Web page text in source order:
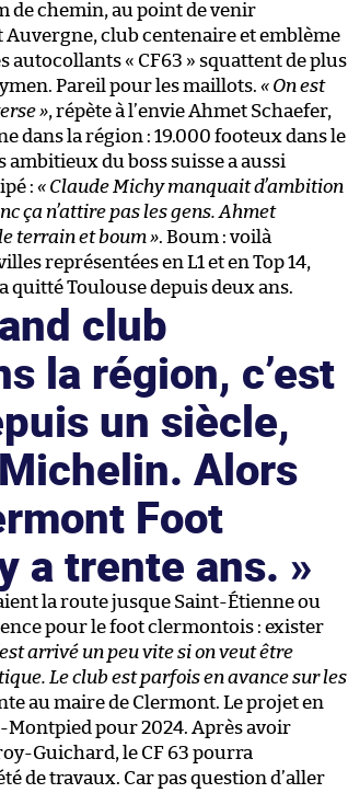
de chemin, au point de venir
Auvergne, club centenaire et emblème
autocollants « CF63 » squattent de plus
Pareil pour les maillots. « On est
», répète à l’envie Ahmet Schaefer,
dans la région : 19.000 footeux dans le
du boss suisse a aussi
: « Claude Michy manquait d’ambition
ça n’attire pas les gens. Ahmet
terrain et boum ». Boum : voilà
représentées en L1 et en Top 14,
quitté Toulouse depuis deux ans.
club
la région, c’est
un siècle,
Alors
Foot
a trente ans.
la route jusque Saint-Étienne ou
pour le foot clermontois : exister
arrivé un peu vite si on veut être
Le club est parfois en avance sur les
au maire de Clermont. Le projet en
Montpied pour 2024. Après avoir
Guichard, le CF 63 pourra
de travaux. Car pas question d’aller